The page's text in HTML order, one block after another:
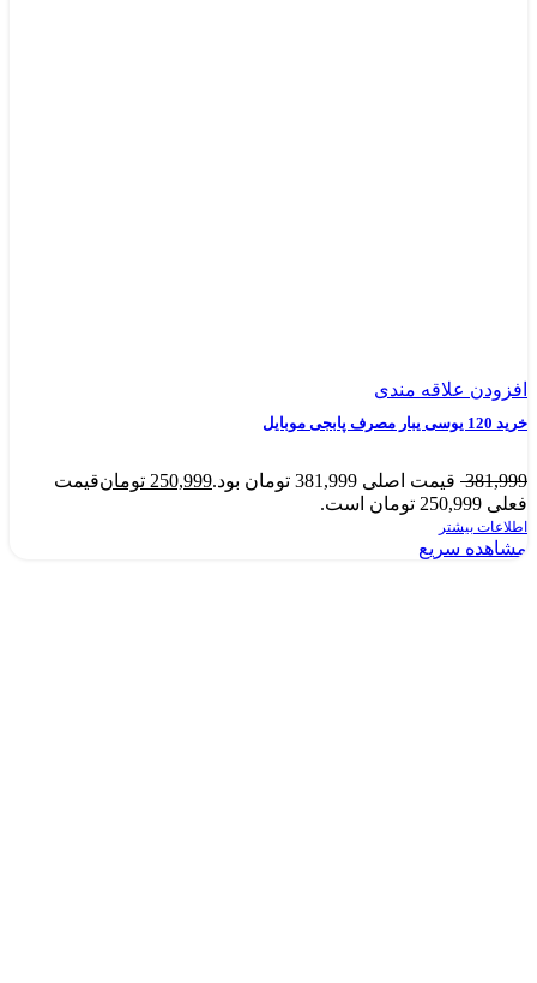
افزودن علاقه مندی
خرید 120 یوسی یبار مصرف پابجی موبایل
381,999 قیمت اصلی 381,999 تومان بود. 250,999 تومانقیمت
فعلی 250,999 تومان است.
اطلاعات بیشتر
مشاهده سریع